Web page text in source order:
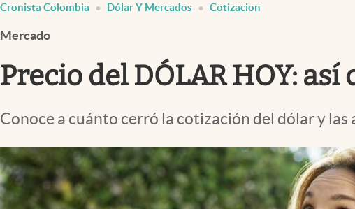
Dólar y mercados
Curiosidades
Cronista Colombia Dólar Y Mercados Cotizacion
Mercado
Precio del DÓLAR HOY:
Conoce a cuánto cerró la cotización del dólar y